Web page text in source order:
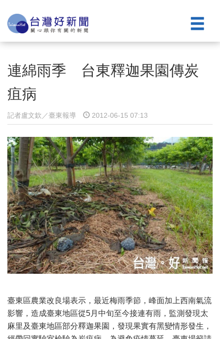
連綿雨季 台東釋迦果園傳炭
疽病
記者盧文欽／臺東報導 2012-06-15 07:13
臺東區農業改良場表示，最近梅雨季節，峰面加上西南氣流
影響，造成臺東地區從5月中旬至今接連有雨，監測發現太
麻里及臺東地區部分釋迦果園，發現果實有黑變情形發生，